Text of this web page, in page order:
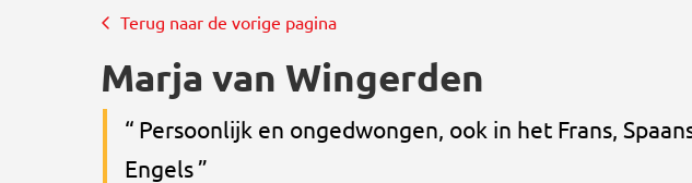
Terug naar de vorige pagina
Marja van Wingerden
Persoonlijk en ongedwongen, ook in het Frans,
Engels